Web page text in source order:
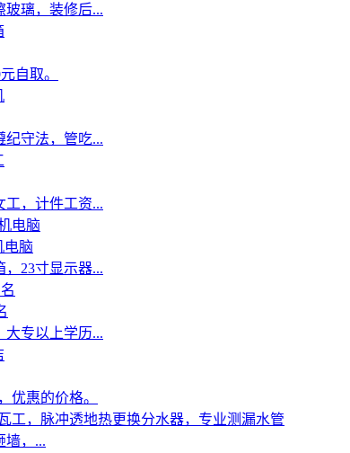
玻璃，装修后...
自取。
纪守法，管吃...
工，计件工资...
电脑
，23寸显示器...
大专以上学历...
优惠的价格。
墙，...